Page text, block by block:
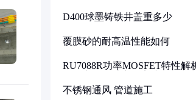
D400球墨铸铁井盖重多少
覆膜砂的耐高温性能如何
RU7088R功率MOSFET特性解
不锈钢通风 管道施工